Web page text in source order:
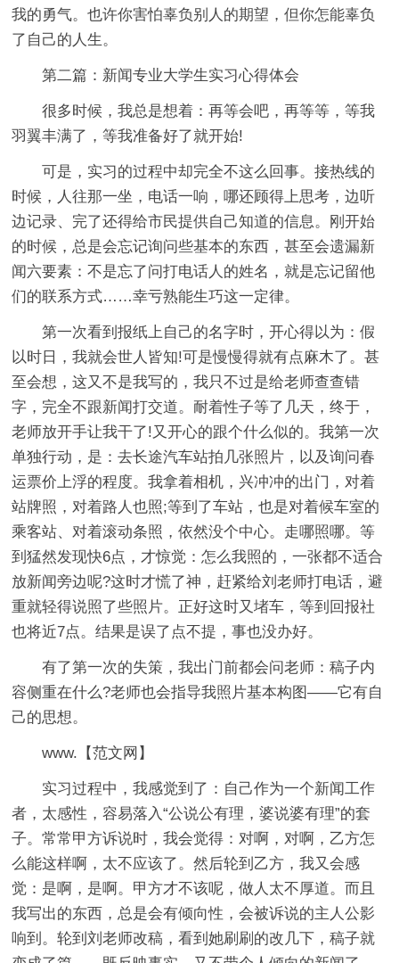
我的勇气。也许你害怕辜负别人的期望，但你怎能辜负
了自己的人生。
第二篇：新闻专业大学生实习心得体会
很多时候，我总是想着：再等会吧，再等等，等我
羽翼丰满了，等我准备好了就开始!
可是，实习的过程中却完全不这么回事。接热线的
时候，人往那一坐，电话一响，哪还顾得上思考，边听
边记录、完了还得给市民提供自己知道的信息。刚开始
的时候，总是会忘记询问些基本的东西，甚至会遗漏新
闻六要素：不是忘了问打电话人的姓名，就是忘记留他
们的联系方式……幸亏熟能生巧这一定律。
第一次看到报纸上自己的名字时，开心得以为：假
以时日，我就会世人皆知!可是慢慢得就有点麻木了。甚
至会想，这又不是我写的，我只不过是给老师查查错
字，完全不跟新闻打交道。耐着性子等了几天，终于，
老师放开手让我干了!又开心的跟个什么似的。我第一次
单独行动，是：去长途汽车站拍几张照片，以及询问春
运票价上浮的程度。我拿着相机，兴冲冲的出门，对着
站牌照，对着路人也照;等到了车站，也是对着候车室的
乘客站、对着滚动条照，依然没个中心。走哪照哪。等
到猛然发现快6点，才惊觉：怎么我照的，一张都不适合
放新闻旁边呢?这时才慌了神，赶紧给刘老师打电话，避
重就轻得说照了些照片。正好这时又堵车，等到回报社
也将近7点。结果是误了点不提，事也没办好。
有了第一次的失策，我出门前都会问老师：稿子内
容侧重在什么?老师也会指导我照片基本构图——它有自
己的思想。
www.【范文网】
实习过程中，我感觉到了：自己作为一个新闻工作
者，太感性，容易落入“公说公有理，婆说婆有理”的套
子。常常甲方诉说时，我会觉得：对啊，对啊，乙方怎
么能这样啊，太不应该了。然后轮到乙方，我又会感
觉：是啊，是啊。甲方才不该呢，做人太不厚道。而且
我写出的东西，总是会有倾向性，会被诉说的主人公影
响到。轮到刘老师改稿，看到她刷刷的改几下，稿子就